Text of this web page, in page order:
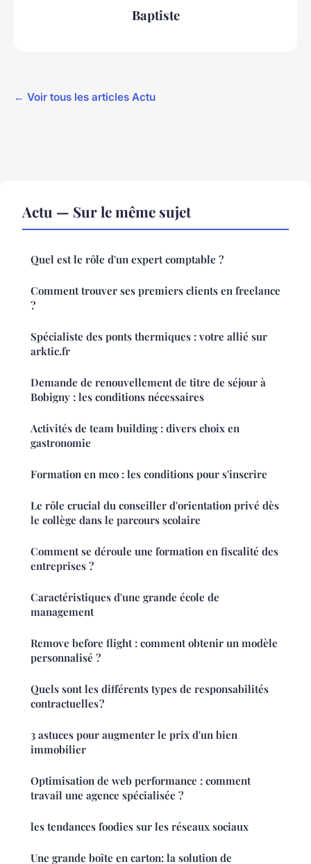
Baptiste
← Voir tous les articles Actu
Actu — Sur le même sujet
Quel est le rôle d'un expert comptable ?
Comment trouver ses premiers clients en freelance
?
Spécialiste des ponts thermiques : votre allié sur
arktic.fr
Demande de renouvellement de titre de séjour à
Bobigny : les conditions nécessaires
Activités de team building : divers choix en
gastronomie
Formation en mco : les conditions pour s'inscrire
Le rôle crucial du conseiller d'orientation privé dès
le collège dans le parcours scolaire
Comment se déroule une formation en fiscalité des
entreprises ?
Caractéristiques d'une grande école de
management
Remove before flight : comment obtenir un modèle
personnalisé ?
Quels sont les différents types de responsabilités
contractuelles ?
3 astuces pour augmenter le prix d'un bien
immobilier
Optimisation de web performance : comment
travail une agence spécialisée ?
les tendances foodies sur les réseaux sociaux
Une grande boîte en carton: la solution de